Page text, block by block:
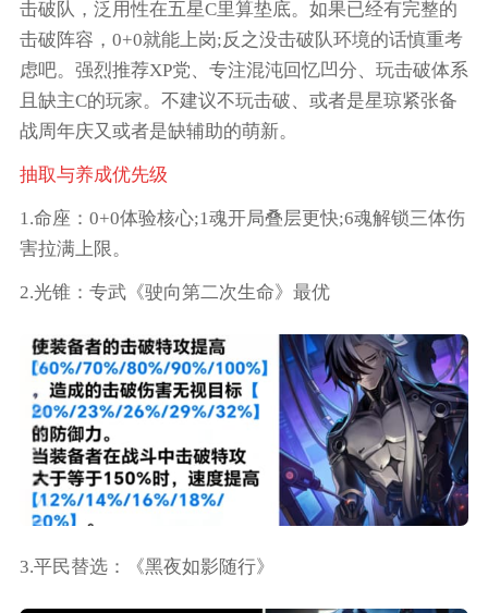
击破队，泛用性在五星C里算垫底。如果已经有完整的
击破阵容，0+0就能上岗;反之没击破队环境的话慎重考
虑吧。强烈推荐XP党、专注混沌回忆凹分、玩击破体系
且缺主C的玩家。不建议不玩击破、或者是星琼紧张备
战周年庆又或者是缺辅助的萌新。
抽取与养成优先级
1.命座：0+0体验核心;1魂开局叠层更快;6魂解锁三体伤
害拉满上限。
2.光锥：专武《驶向第二次生命》最优
3.平民替选：《黑夜如影随行》